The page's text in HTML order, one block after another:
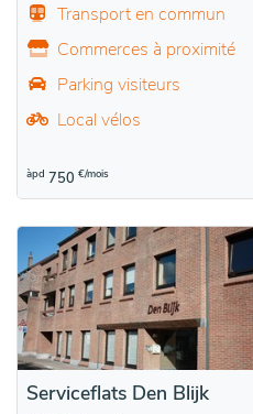
Transport en commun
Commerces à proximité
Parking visiteurs
Local vélos
àpd 750 €/mois
Serviceflats Den Blijk